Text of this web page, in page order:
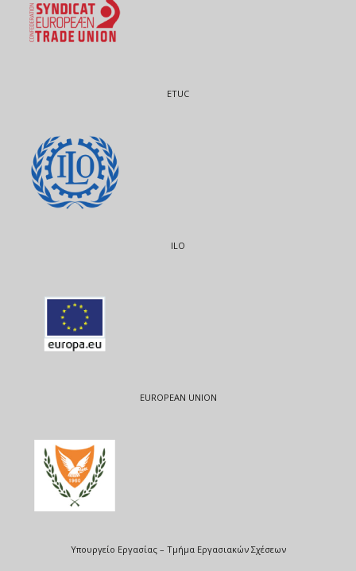
ETUC
ILO
EUROPEAN UNION
Υπουργείο Εργασίας – Τμήμα Εργασιακών Σχέσεων